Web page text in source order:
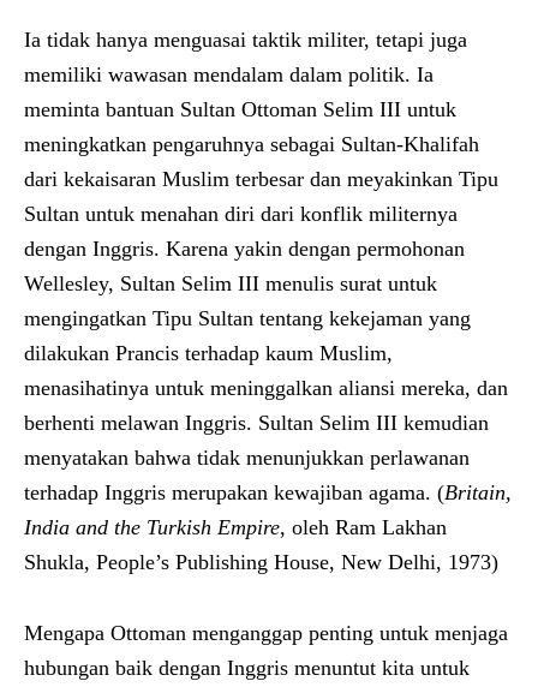
Ia tidak hanya menguasai taktik militer, tetapi juga
memiliki wawasan mendalam dalam politik. Ia
meminta bantuan Sultan Ottoman Selim III untuk
meningkatkan pengaruhnya sebagai Sultan-Khalifah
dari kekaisaran Muslim terbesar dan meyakinkan Tipu
Sultan untuk menahan diri dari konflik militernya
dengan Inggris. Karena yakin dengan permohonan
Wellesley, Sultan Selim III menulis surat untuk
mengingatkan Tipu Sultan tentang kekejaman yang
dilakukan Prancis terhadap kaum Muslim,
menasihatinya untuk meninggalkan aliansi mereka, dan
berhenti melawan Inggris. Sultan Selim III kemudian
menyatakan bahwa tidak menunjukkan perlawanan
terhadap Inggris merupakan kewajiban agama. (Britain,
India and the Turkish Empire, oleh Ram Lakhan
Shukla, People’s Publishing House, New Delhi, 1973)
Mengapa Ottoman menganggap penting untuk menjaga
hubungan baik dengan Inggris menuntut kita untuk